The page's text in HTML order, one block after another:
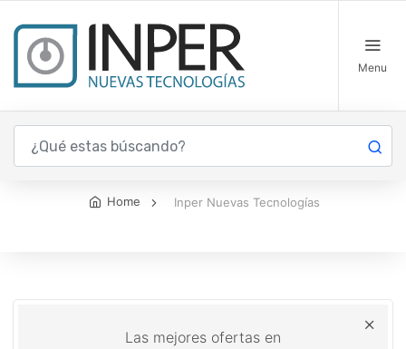
Menu
Inper Nuevas Tecnologías
Home Inper Nuevas Tecnologías
Las mejores ofertas en